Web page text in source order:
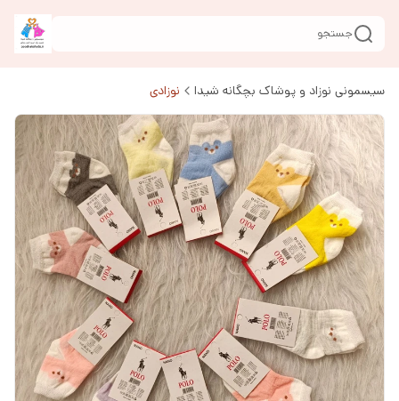
جستجو
سیسمونی نوزاد و پوشاک بچگانه شیدا نوزادی